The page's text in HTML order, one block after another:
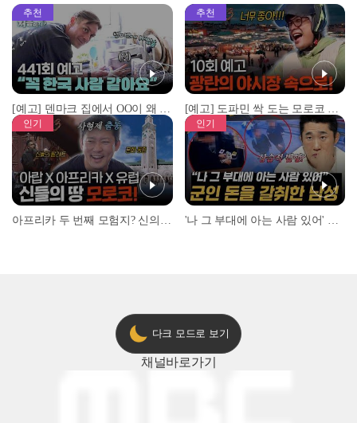
추천
[예고] 덴마크 집에서 OO이 왜 나와...? 이상할 정도로 한국을 사랑하는 우리 형을 제보합니다!
추천
[예고] 도파민 싹 도는 모로코 야시장 투어!
인기 인기
다크 모드로 보기
채널바로가기